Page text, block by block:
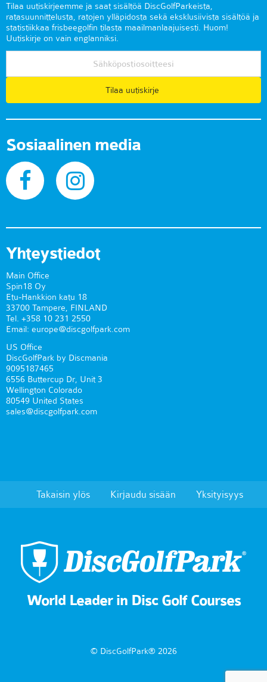
Tilaa uutiskirjeemme ja saat sisältöä DiscGolfParkeista,
ratasuunnittelusta, ratojen ylläpidosta sekä eksklusiivista sisältöä ja
statistiikkaa frisbeegolfin tilasta maailmanlaajuisesti. Huom!
Uutiskirje on vain englanniksi.
Tilaa uutiskirje
Sosiaalinen media
Yhteystiedot
Main Office
Spin18 Oy
Etu-Hankkion katu 18
33700 Tampere, FINLAND
Tel. +358 10 231 2550
Email: europe@discgolfpark.com
US Office
DiscGolfPark by Discmania
9095187465
6556 Buttercup Dr, Unit 3
Wellington Colorado
80549 United States
sales@discgolfpark.com
Takaisin ylös Kirjaudu sisään Yksityisyys
World Leader in Disc Golf Courses
© DiscGolfPark® 2026